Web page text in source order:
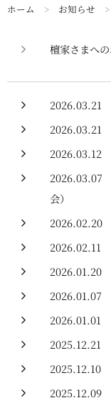
ホーム > お知らせ >
檀家さまへの
会）